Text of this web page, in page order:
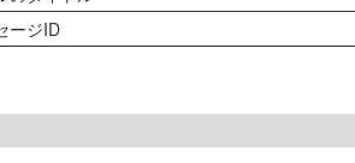
ージID